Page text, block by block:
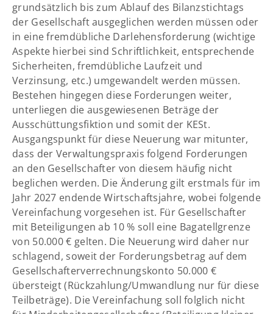
grundsätzlich bis zum Ablauf des Bilanzstichtags
der Gesellschaft ausgeglichen werden müssen oder
in eine fremdübliche Darlehensforderung (wichtige
Aspekte hierbei sind Schriftlichkeit, entsprechende
Sicherheiten, fremdübliche Laufzeit und
Verzinsung, etc.) umgewandelt werden müssen.
Bestehen hingegen diese Forderungen weiter,
unterliegen die ausgewiesenen Beträge der
Ausschüttungsfiktion und somit der KESt.
Ausgangspunkt für diese Neuerung war mitunter,
dass der Verwaltungspraxis folgend Forderungen
an den Gesellschafter von diesem häufig nicht
beglichen werden. Die Änderung gilt erstmals für im
Jahr 2027 endende Wirtschaftsjahre, wobei folgende
Vereinfachung vorgesehen ist. Für Gesellschafter
mit Beteiligungen ab 10 % soll eine Bagatellgrenze
von 50.000 € gelten. Die Neuerung wird daher nur
schlagend, soweit der Forderungsbetrag auf dem
Gesellschafterverrechnungskonto 50.000 €
übersteigt (Rückzahlung/Umwandlung nur für diese
Teilbeträge). Die Vereinfachung soll folglich nicht